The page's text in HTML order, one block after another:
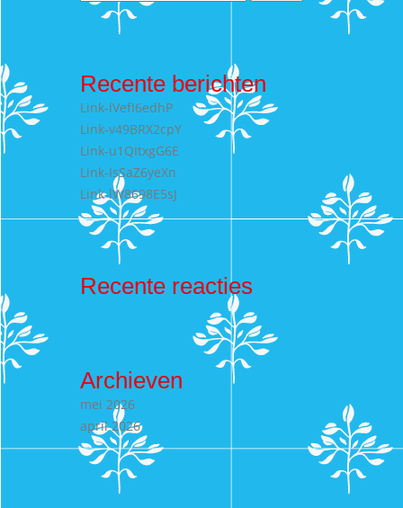
naar:
Recente berichten
Link-lVefI6edhP
Link-v49BRX2cpY
Link-u1QItxgG6E
Link-IsSaZ6yeXn
Link-lW8698E5sJ
Recente reacties
Archieven
mei 2026
april 2026